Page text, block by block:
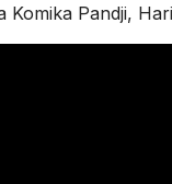
Pandji,